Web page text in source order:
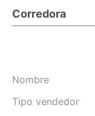
Corredora
Nombre
Tipo vendedor